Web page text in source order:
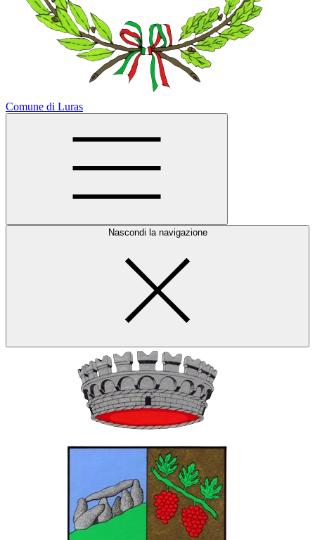
Comune di Luras
Nascondi la navigazione